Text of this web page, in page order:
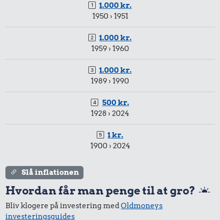
1.000 kr.
1950 › 1951
1.000 kr.
1959 › 1960
1.000 kr.
1989 › 1990
500 kr.
1928 › 2024
1 kr.
1900 › 2024
Slå inflationen
Hvordan får man penge til at gro?
Bliv klogere på investering medOldmoneys
investeringsguides